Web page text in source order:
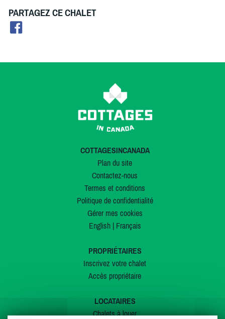
PARTAGEZ CE CHALET
COTTAGESINCANADA
Plan du site
Contactez-nous
Termes et conditions
Politique de confidentialité
Gérer mes cookies
English| Français
PROPRIÉTAIRES
Inscrivez votre chalet
Accès propriétaire
LOCATAIRES
Chalets à louer